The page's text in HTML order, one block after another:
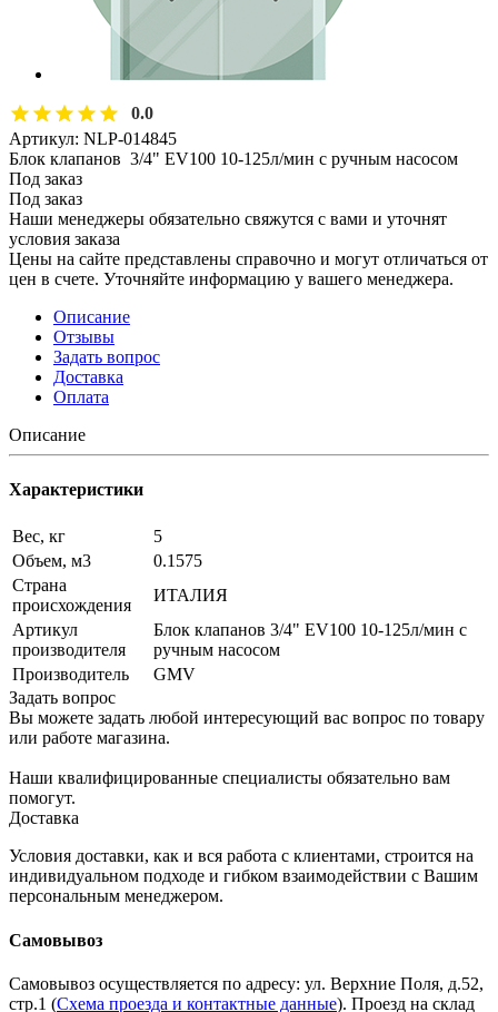
0.0
Артикул: NLP-014845
Блок клапанов 3/4" EV100 10-125л/мин с ручным насосом
Под заказ
Под заказ
Наши менеджеры обязательно свяжутся с вами и уточнят
условия заказа
Цены на сайте представлены справочно и могут отличаться от
цен в счете. Уточняйте информацию у вашего менеджера.
Описание
Отзывы
Задать вопрос
Доставка
Оплата
Описание
Характеристики
Вес, кг
5
Объем, м3
0.1575
Страна
происхождения
ИТАЛИЯ
Артикул
производителя
Блок клапанов 3/4" EV100 10-125л/мин с
ручным насосом
Производитель
GMV
Задать вопрос
Вы можете задать любой интересующий вас вопрос по товару
или работе магазина.
Наши квалифицированные специалисты обязательно вам
помогут.
Доставка
Условия доставки, как и вся работа с клиентами, строится на
индивидуальном подходе и гибком взаимодействии с Вашим
персональным менеджером.
Самовывоз
Самовывоз осуществляется по адресу: ул. Верхние Поля, д.52,
стр.1 (Схема проезда и контактные данные). Проезд на склад